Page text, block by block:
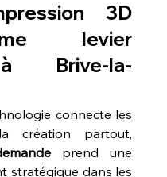
3D
levier
à Brive-la-
connecte les
création partout,
prend une
stratégique dans les